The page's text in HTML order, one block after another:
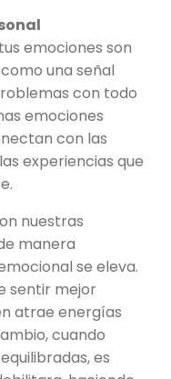
emociones son
una señal
con todo
emociones
con las
experiencias que
nuestras
manera
se eleva.
sentir mejor
atrae energías
cuando
es